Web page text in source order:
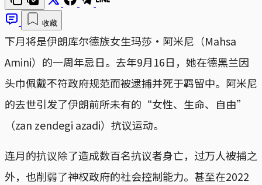
收藏
下月将是伊朗库尔德族女生玛莎·阿米尼（Mahsa
Amini）的一周年忌日。去年9月16日，她在德黑兰因
头巾佩戴不符政府规范而被逮捕并死于羁留中。阿米尼
的去世引发了伊朗前所未有的“女性、生命、自由”
（zan zendegi azadi）抗议运动。
连月的抗议除了造成数百名抗议者身亡，过万人被捕之
外，也削弱了神权政府的社会控制能力。甚至在2022